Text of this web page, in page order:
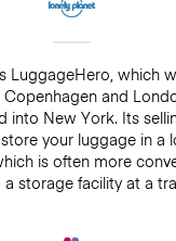
LuggageHero, which
and
into New York. Its
your luggage in a
is often more
storage facility at a